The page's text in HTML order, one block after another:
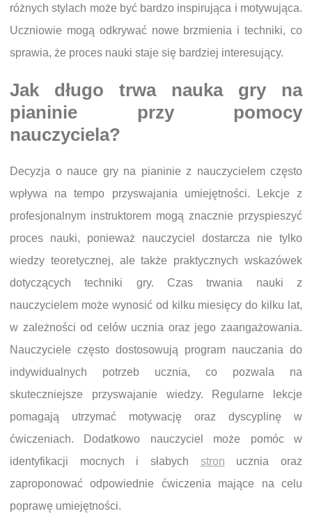
różnych stylach może być bardzo inspirująca i motywująca.
Uczniowie mogą odkrywać nowe brzmienia i techniki, co
sprawia, że proces nauki staje się bardziej interesujący.
Jak długo trwa nauka gry na
pianinie przy pomocy
nauczyciela?
Decyzja o nauce gry na pianinie z nauczycielem często
wpływa na tempo przyswajania umiejętności. Lekcje z
profesjonalnym instruktorem mogą znacznie przyspieszyć
proces nauki, ponieważ nauczyciel dostarcza nie tylko
wiedzy teoretycznej, ale także praktycznych wskazówek
dotyczących techniki gry. Czas trwania nauki z
nauczycielem może wynosić od kilku miesięcy do kilku lat,
w zależności od celów ucznia oraz jego zaangażowania.
Nauczyciele często dostosowują program nauczania do
indywidualnych potrzeb ucznia, co pozwala na
skuteczniejsze przyswajanie wiedzy. Regularne lekcje
pomagają utrzymać motywację oraz dyscyplinę w
ćwiczeniach. Dodatkowo nauczyciel może pomóc w
identyfikacji mocnych i słabych stron ucznia oraz
zaproponować odpowiednie ćwiczenia mające na celu
poprawę umiejętności.